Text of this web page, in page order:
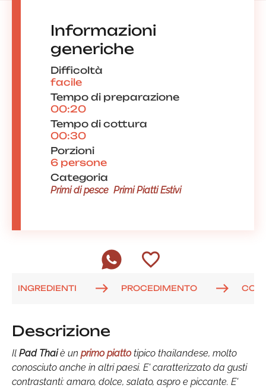
Informazioni
generiche
Difficoltà
facile
Tempo di preparazione
00:20
Tempo di cottura
00:30
Porzioni
6 persone
Categoria
Primi di pesce Primi Piatti Estivi
INGREDIENTI PROCEDIMENTO
Descrizione
Il Pad Thaiè un primo piattotipico thailandese, molto
conosciuto anche in altri paesi. E' caratterizzato da gusti
contrastanti: amaro, dolce, salato, aspro e piccante. E'